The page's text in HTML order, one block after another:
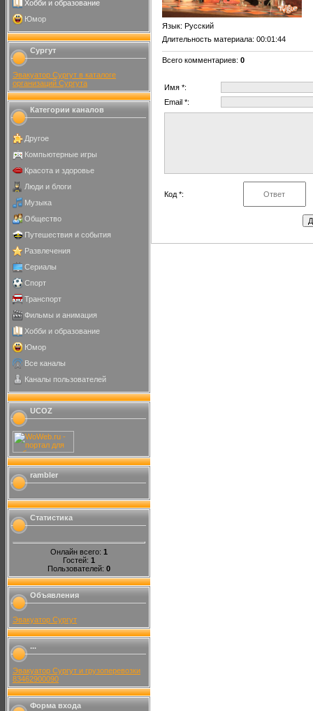
Хобби и образование
Юмор
Сургут
Эвакуатор Сургут в каталоге
организаций Сургута
Категории каналов
Другое
Компьютерные игры
Красота и здоровье
Люди и блоги
Музыка
Общество
Путешествия и события
Развлечения
Сериалы
Спорт
Транспорт
Фильмы и анимация
Хобби и образование
Юмор
Все каналы
Каналы пользователей
UCOZ
rambler
Статистика
Онлайн всего: 1
Гостей: 1
Пользователей: 0
Объявления
Эвакуатор Сургут
...
Эвакуатор Сургут и грузоперевозки
83462900090
Форма входа
Язык: Русский
Длительность материала: 00:01:44
Всего комментариев: 0
Имя *:
Email *:
Код *: